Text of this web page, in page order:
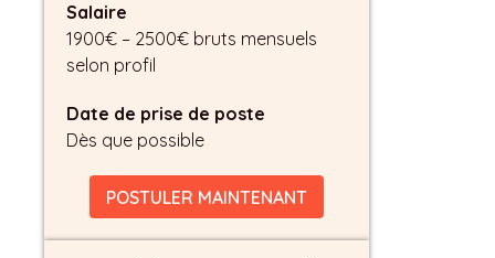
Salaire
1900€ – 2500€ bruts mensuels
selon profil
Date de prise de poste
Dès que possible
POSTULER MAINTENANT